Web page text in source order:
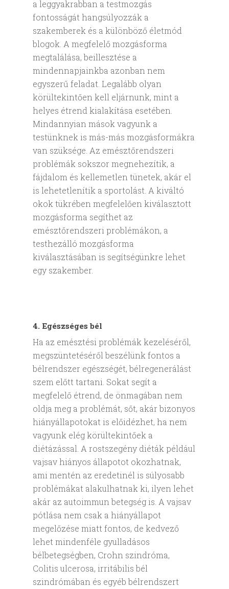
a leggyakrabban a testmozgás
fontosságát hangsúlyozzák a
szakemberek és a különböző életmód
blogok. A megfelelő mozgásforma
megtalálása, beillesztése a
mindennapjainkba azonban nem
egyszerű feladat. Legalább olyan
körültekintően kell eljárnunk, mint a
helyes étrend kialakítása esetében.
Mindannyian mások vagyunk a
testünknek is más-más mozgásformákra
van szüksége. Az emésztőrendszeri
problémák sokszor megnehezítik, a
fájdalom és kellemetlen tünetek, akár el
is lehetetlenítik a sportolást. A kiváltó
okok tükrében megfelelően kiválasztott
mozgásforma segíthet az
emésztőrendszeri problémákon, a
testhezálló mozgásforma
kiválasztásában is segítségünkre lehet
egy szakember.
4. Egészséges bél
Ha az emésztési problémák kezeléséről,
megszüntetéséről beszélünk fontos a
bélrendszer egészségét, bélregenerálást
szem előtt tartani. Sokat segít a
megfelelő étrend, de önmagában nem
oldja meg a problémát, sőt, akár bizonyos
hiányállapotokat is előidézhet, ha nem
vagyunk elég körültekintőek a
diétázással. A rostszegény diéták például
vajsav hiányos állapotot okozhatnak,
ami mentén az eredetinél is súlyosabb
problémákat alakulhatnak ki, ilyen lehet
akár az autoimmun betegség is. A vajsav
pótlása nem csak a hiányállapot
megelőzése miatt fontos, de kedvező
lehet mindenféle gyulladásos
bélbetegségben, Crohn szindróma,
Colitis ulcerosa, irritábilis bél
szindrómában és egyéb bélrendszert